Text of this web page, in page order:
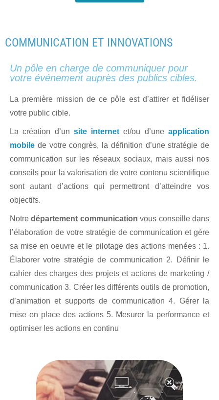
COMMUNICATION ET INNOVATIONS
Un pôle en charge de communiquer pour
votre événement auprès des publics cibles.
La première mission de ce pôle est d’attirer et fidéliser
votre public cible.
La création d’un site internet et/ou d’uneapplication
mobile de votre congrès, la définition d’une stratégie de
communication sur les réseaux sociaux, mais aussi nos
conseils pour la valorisation de votre contenu scientifique
sont autant d’actions qui permettront d’atteindre vos
objectifs.
Notredépartement communication vous conseille dans
l’élaboration de votre stratégie de communication et gère
sa mise en oeuvre et le pilotage des actions menées : 1.
Élaborer votre stratégie de communication 2. Définir le
cahier des charges des projets et actions de marketing /
communication 3. Créer les différents outils de promotion,
d’animation et supports de communication 4. Gérer la
mise en place des actions 5. Mesurer la performance et
optimiser les actions en continu